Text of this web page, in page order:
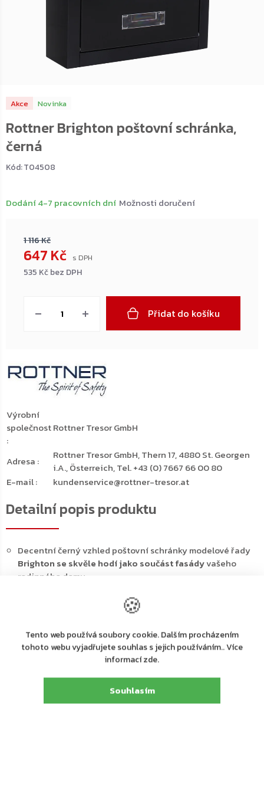
🍪
Tento web používá soubory cookie. Dalším procházením
tohoto webu vyjadřujete souhlas s jejich používáním.. Více
informací zde.
Souhlasím
Akce Novinka
Rottner Brighton poštovní schránka,
černá
Kód:T04508
1 116 Kč
647 Kč
535 Kč bez DPH
Dodání 4-7 pracovních dní Možnosti doručení
Přidat do košíku
Detailní popis produktu
Decentní černý vzhled poštovní schránky modelové řady
Brighton se skvěle hodí jako součást fasádyvašeho
rodinného domu
Poštovní schránka disponujeklasickým cylindrickým
Horní otvor
na vhazování zásilek max. A4 je
chráněn
odnímatelnou stříškou, aby do doručené pošty nevtekala
voda a ani jiné nečistoty
Zcela dole je prostor pro vaši jmenovku
V zadní stěně jsou připravenyotvory pro upevnění
Upevňovací materiál je součástí balení
Výrobní
společnost
:
Rottner Tresor GmbH
Adresa :
Rottner Tresor GmbH, Thern 17, 4880 St. Georgen
i.A., Österreich, Tel. +43 (0) 7667 66 00 80
E-mail: kundenservice@rottner-tresor.at